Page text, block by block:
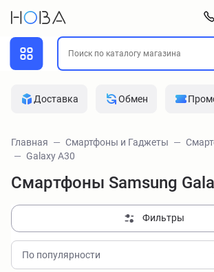
Доставка Обмен
Главная Смартфоны и Гаджеты
Galaxy A30
Смартфоны Samsung
Фильтры
По популярности